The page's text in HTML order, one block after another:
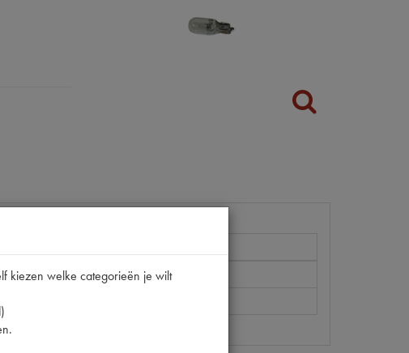
kiezen welke categorieën je wilt